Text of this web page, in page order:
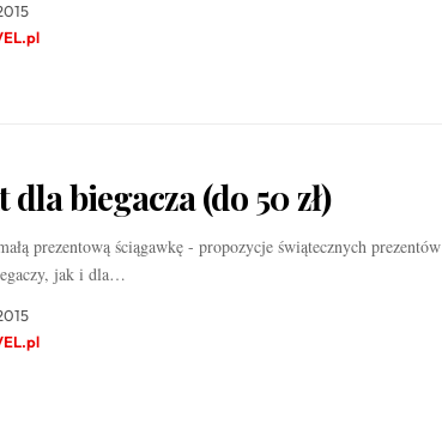
dla biegacza (do 50 zł)
prezentową ściągawkę - propozycje świątecznych prezentów
jak i dla…